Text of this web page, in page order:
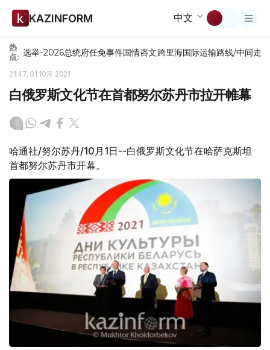
KAZINFORM 中文
热
点: 选举-2026总统府任免事件国情咨文跨里海国际运输路线/中间走廊
21:47, 01 10月 2021
白俄罗斯文化节在首都努尔苏丹市拉开帷幕
哈通社/努尔苏丹/10月1日--白俄罗斯文化节在哈萨克斯坦
首都努尔苏丹市开幕。